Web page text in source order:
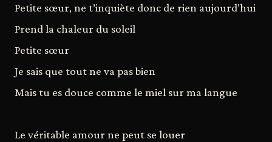
Petite sœur, ne t’inquiète donc de rien aujourd’hui
Prend la chaleur du soleil
Petite sœur
Je sais que tout ne va pas bien
Mais tu es douce comme le miel sur ma langue
Le véritable amour ne peut se louer